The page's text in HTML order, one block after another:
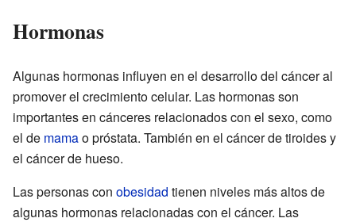
Hormonas
Algunas hormonas influyen en el desarrollo del cáncer al
promover el crecimiento celular. Las hormonas son
importantes en cánceres relacionados con el sexo, como
el de mamao próstata. También en el cáncer de tiroides y
el cáncer de hueso.
Las personas con obesidad tienen niveles más altos de
algunas hormonas relacionadas con el cáncer. Las